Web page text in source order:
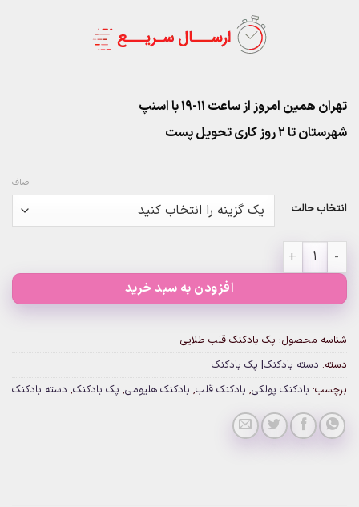
تهران همین امروز از ساعت ۱۱-۱۹ با اسنپ
شهرستان تا 2 روز کاری تحویل پست
انتخاب حالت
صاف
پک بادکنک قلب طلایی عدد
افزودن به سبد خرید
شناسه محصول: پک بادکنک قلب طلایی
دسته: دسته بادکنک| پک بادکنک
برچسب: بادکنک پولکی, بادکنک قلب, بادکنک هلیومی, پک بادکنک, دسته بادکنک